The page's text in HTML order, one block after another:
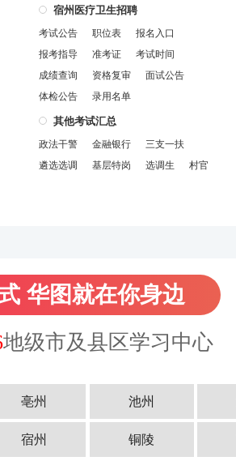
宿州医疗卫生招聘
考试公告 职位表
报名入口
报考指导
准考证
考试时间
成绩查询
资格复审
面试公告
体检公告
录用名单
其他考试汇总
政法干警 金融银行
三支一扶
遴选选调
基层特岗 选调生 村官